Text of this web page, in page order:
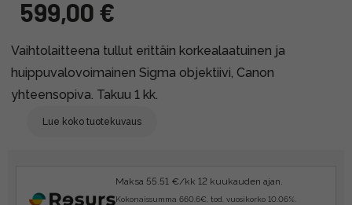
599,00 €
Vaihtolaitteena tullut erittäin korkealaatuinen ja
huippuvalovoimainen Sigma objektiivi, Canon
yhteensopiva. Takuu 1 kk.
Lue koko tuotekuvaus
Maksa 55.51 €/kk 12 kuukauden ajan.
Kokonaissumma 660.6€, tod. vuosikorko 10.06%.